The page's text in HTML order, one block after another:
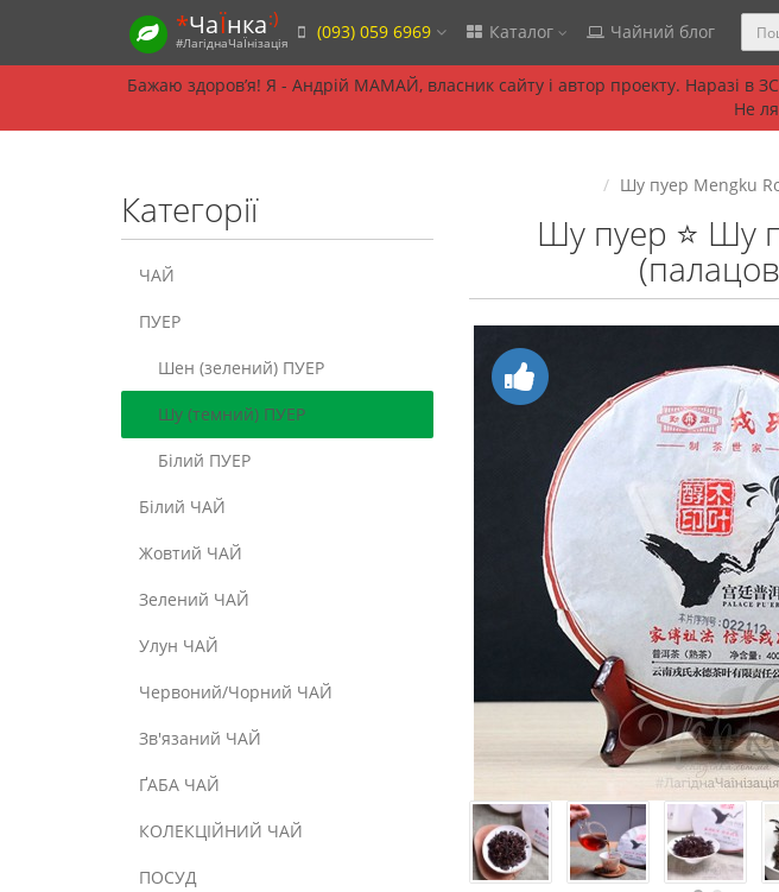
Бажаю здоровʼя! Я - Андрій МАМАЙ, власник сайту і автор проекту. Наразі в
Не
*ЧаЇнка:)
#ЛагіднаЧаЇнізація (093) 059 6969 Каталог Чайний блог
Категорії
ЧАЙ
ПУЕР
Шен (зелений) ПУЕР
Шу (темний) ПУЕР
Білий ПУЕР
Білий ЧАЙ
Жовтий ЧАЙ
Зелений ЧАЙ
Улун ЧАЙ
Червоний/Чорний ЧАЙ
Зв'язаний ЧАЙ
ҐАБА ЧАЙ
КОЛЕКЦІЙНИЙ ЧАЙ
ПОСУД
Шу пуер Mengku
Шу пуер ⭐ Шу